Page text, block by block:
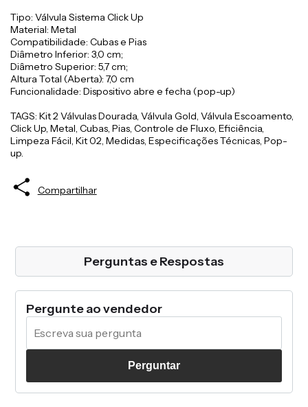
Tipo: Válvula Sistema Click Up
Material: Metal
Compatibilidade: Cubas e Pias
Diâmetro Inferior: 3,0 cm;
Diâmetro Superior: 5,7 cm;
Altura Total (Aberta): 7,0 cm
Funcionalidade: Dispositivo abre e fecha (pop-up)
TAGS: Kit 2 Válvulas Dourada, Válvula Gold, Válvula Escoamento,
Click Up, Metal, Cubas, Pias, Controle de Fluxo, Eficiência,
Limpeza Fácil, Kit 02, Medidas, Especificações Técnicas, Pop-
up.
Compartilhar
Perguntas e Respostas
Pergunte ao vendedor
Perguntar